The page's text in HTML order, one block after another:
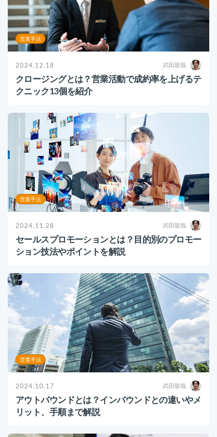
営業手法
2024.12.18 武田龍哉
クロージングとは？営業活動で成約率を上げるテ
クニック13個を紹介
営業手法
2024.11.28 武田龍哉
セールスプロモーションとは？目的別のプロモー
ション技法やポイントを解説
営業手法
2024.10.17 武田龍哉
アウトバウンドとは？インバウンドとの違いやメ
リット、手順まで解説